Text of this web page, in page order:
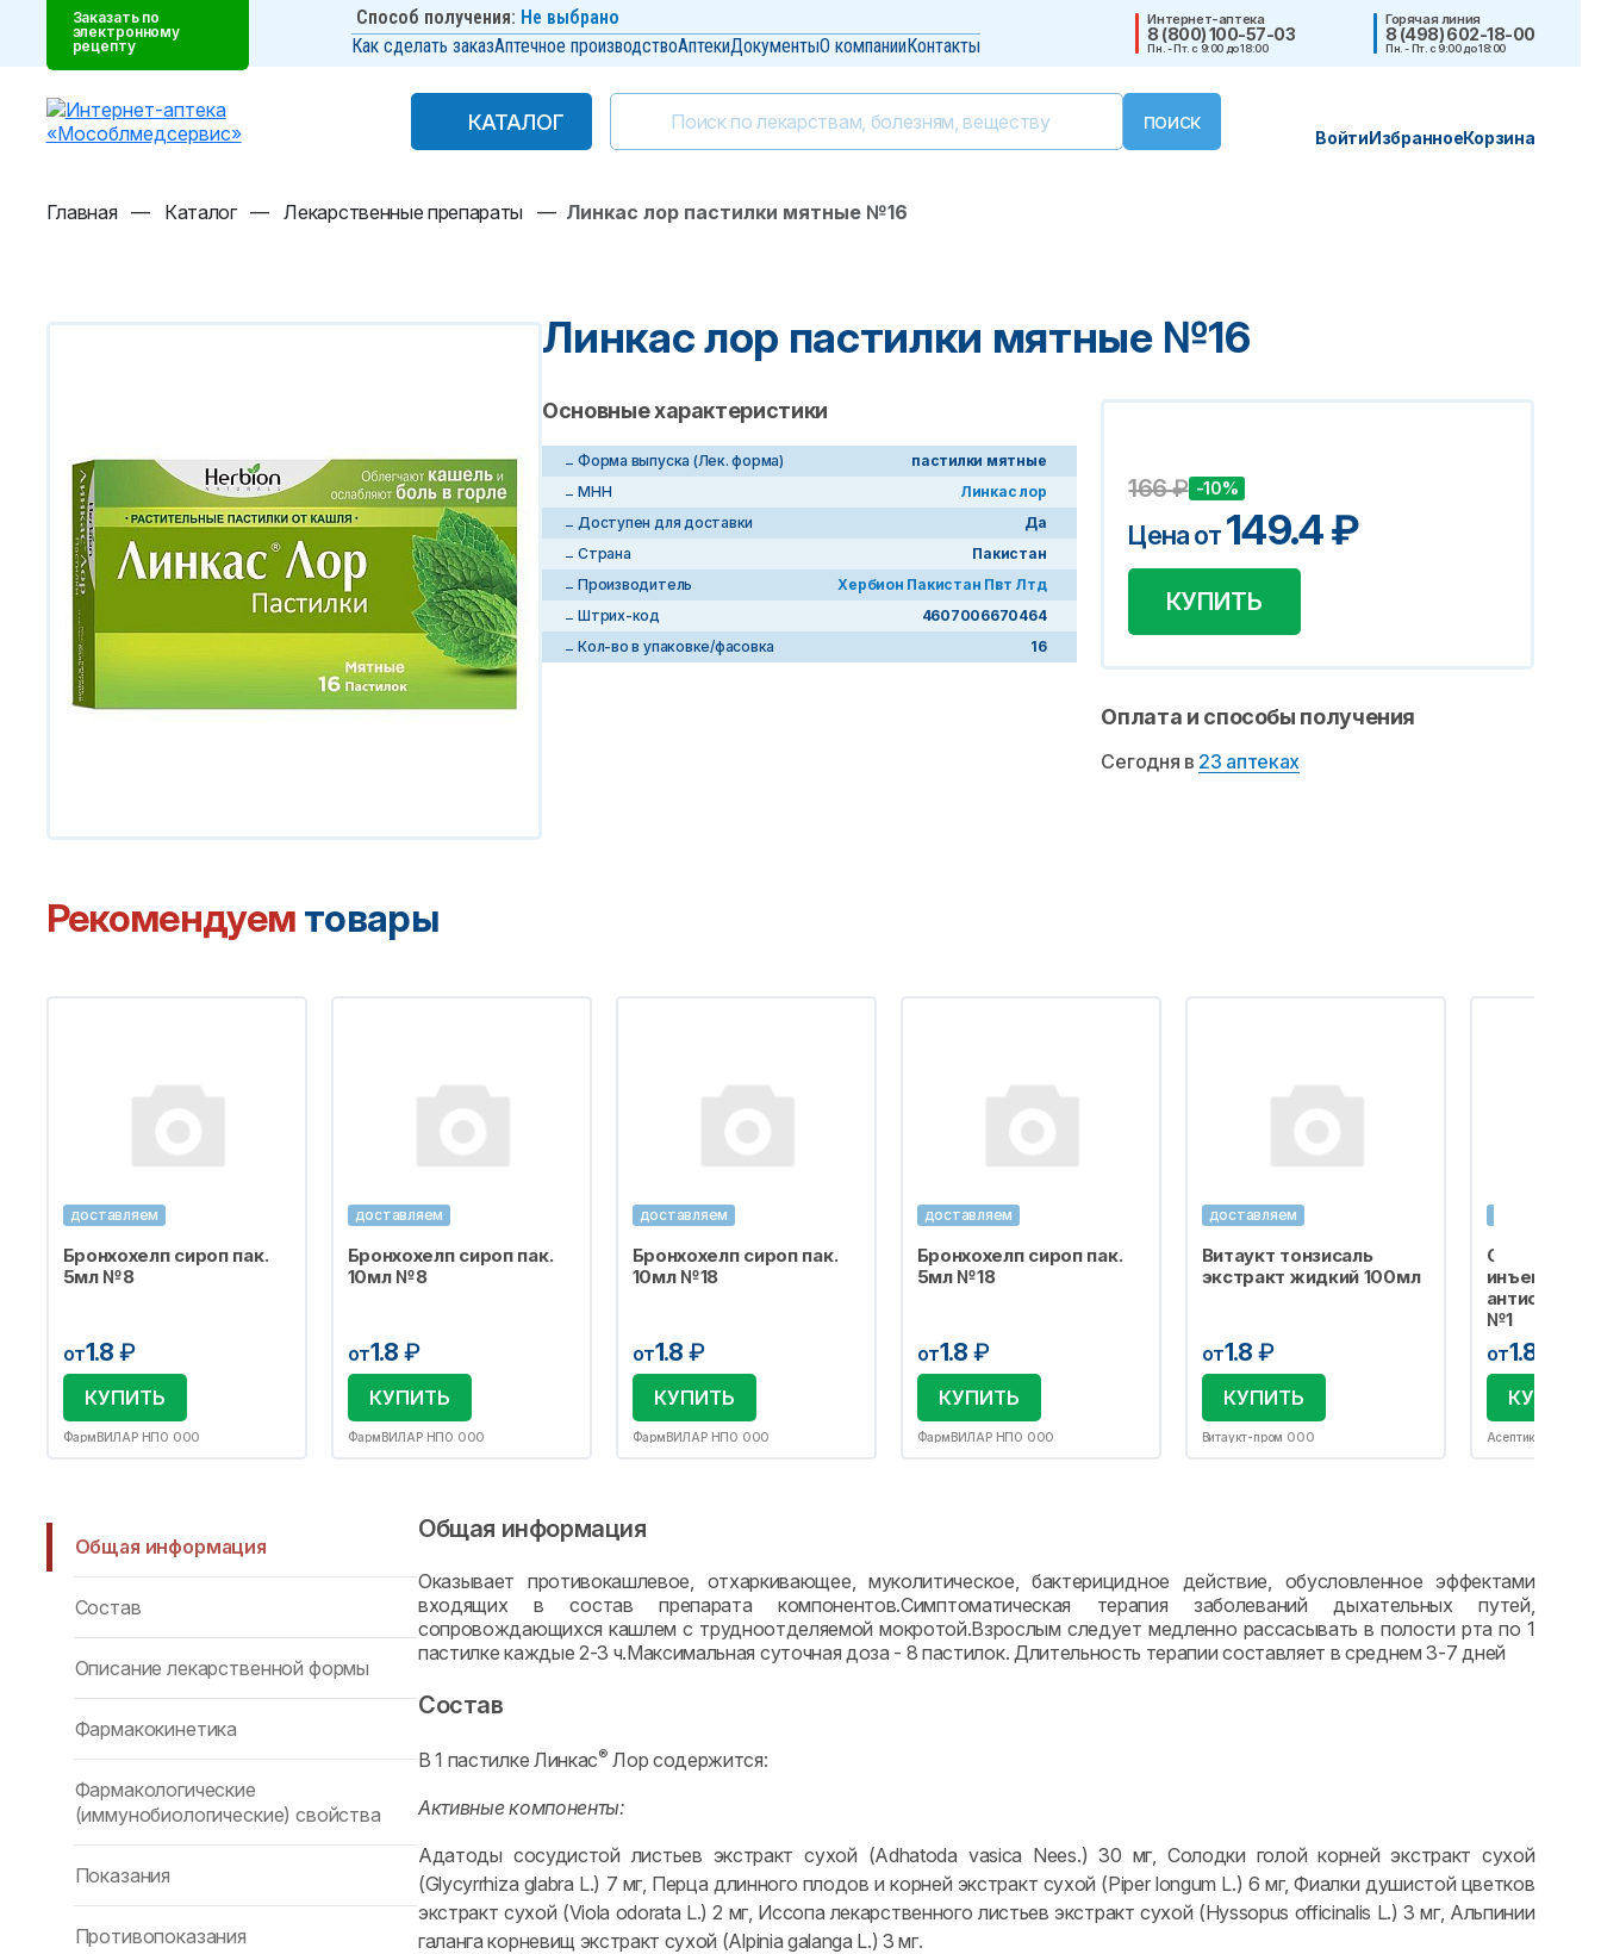
Заказать по
электронному
рецепту
Способ получения: Не выбрано
Как сделать заказАптечное производствоАптекиДокументыО компанииКонтакты
Интернет-аптека
8 (800) 100-57-03
Пн. - Пт. с 9:00 до 18:00
Горячая линия
8 (498) 602-18-00
Пн. - Пт. с 9:00 до 18:00
КАТАЛОГ
КАТАЛОГ
ВойтиИзбранноеКорзина
Главная — Каталог — Лекарственные препараты — Линкас лор пастилки мятные №16
Линкас лор пастилки мятные №16
Основные характеристики
Форма выпуска (Лек. форма)
пастилки мятные
МНН
Линкас лор
Доступен для доставки
Да
Страна
Пакистан
Производитель
Хербион Пакистан Пвт Лтд
Штрих-код
4607006670464
Кол-во в упаковке/фасовка
16
166₽ -10%
Цена от149.4₽
КУПИТЬ
Оплата и способы получения
Сегодня в 23 аптеках
Рекомендуем товары
доставляем
Бронхохелп сироп пак.
5мл №8
от1.8 ₽
КУПИТЬ
ФармВИЛАР НПО ООО
доставляем
Бронхохелп сироп пак.
10мл №8
от1.8 ₽
КУПИТЬ
ФармВИЛАР НПО ООО
доставляем
Бронхохелп сироп пак.
10мл №18
от1.8 ₽
КУПИТЬ
ФармВИЛАР НПО ООО
доставляем
Бронхохелп сироп пак.
5мл №18
от1.8 ₽
КУПИТЬ
ФармВИЛАР НПО ООО
доставляем
Витаукт тонзисаль
экстракт жидкий 100мл
от1.8 ₽
КУПИТЬ
Витаукт-пром ООО
Салфетка
инъекций
№1
от1.8
КУПИТЬ
Асептика М.К.
Общая информация
Состав
Описание лекарственной формы
Фармакокинетика
Фармакологические
(иммунобиологические) свойства
Показания
Противопоказания
Общая информация
Оказывает противокашлевое, отхаркивающее, муколитическое, бактерицидное действие, обусловленное эффектами
входящих в состав препарата компонентов.Симптоматическая терапия заболеваний дыхательных путей,
сопровождающихся кашлем с трудноотделяемой мокротой.Взрослым следует медленно рассасывать в полости рта по 1
пастилке каждые 2-3 ч.Максимальная суточная доза - 8 пастилок. Длительность терапии составляет в среднем 3-7 дней
Состав
В 1 пастилке Линкас® Лор содержится:
Активные компоненты:
Адатоды сосудистой листьев экстракт сухой (Adhatoda vasica Nees.) 30 мг, Солодки голой корней экстракт сухой
(Glycyrrhiza glabra L.) 7 мг, Перца длинного плодов и корней экстракт сухой (Piper longum L.) 6 мг, Фиалки душистой цветков
экстракт сухой (Viola odorata L.) 2 мг, Иссопа лекарственного листьев экстракт сухой (Hyssopus officinalis L.) 3 мг, Альпинии
галанга корневищ экстракт сухой (Alpinia galanga L.) 3 мг.